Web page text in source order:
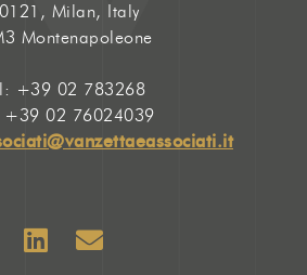
Milan, Italy
Montenapoleone
+39 02 783268
+39 02 76024039